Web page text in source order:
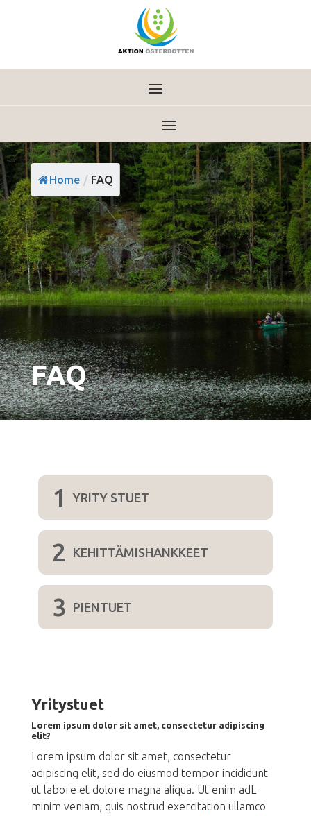
Home / FAQ
FAQ
1 YRITY STUET
2 KEHITTÄMISHANKKEET
3 PIENTUET
Yritystuet
Lorem ipsum dolor sit amet, consectetur adipiscing
elit?
Lorem ipsum dolor sit amet, consectetur
adipiscing elit, sed do eiusmod tempor incididunt
ut labore et dolore magna aliqua. Ut enim adL
minim veniam, quis nostrud exercitation ullamco